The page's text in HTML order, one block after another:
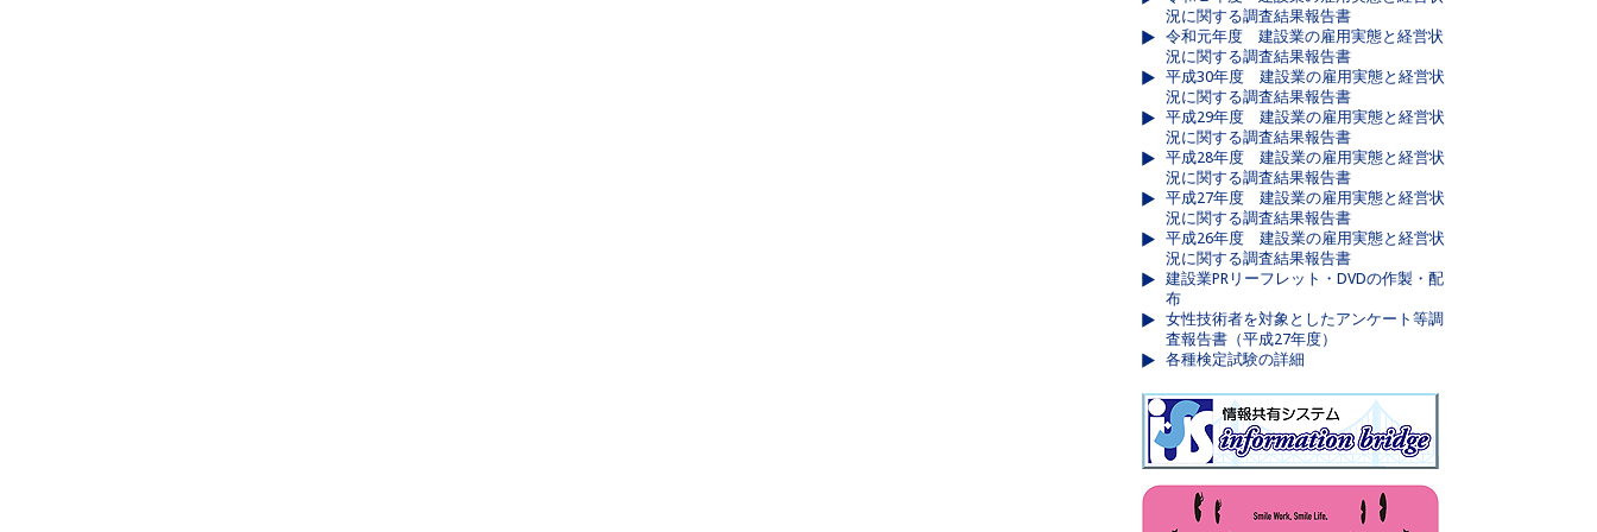
況に関する調査結果報告書
令和元年度 建設業の雇用実態と経営状
況に関する調査結果報告書
平成30年度 建設業の雇用実態と経営状
況に関する調査結果報告書
平成29年度 建設業の雇用実態と経営状
況に関する調査結果報告書
平成28年度 建設業の雇用実態と経営状
況に関する調査結果報告書
平成27年度 建設業の雇用実態と経営状
況に関する調査結果報告書
平成26年度 建設業の雇用実態と経営状
況に関する調査結果報告書
建設業PRリーフレット・DVDの作製・配
布
女性技術者を対象としたアンケート等調
査報告書（平成27年度）
各種検定試験の詳細